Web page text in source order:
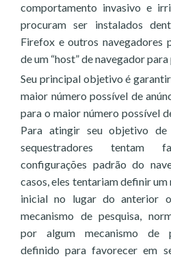
comportamento invasivo e
procuram ser instalados
Firefox e outros navegadores
de um “host” de navegador
Seu principal objetivo é
maior número possível de
para o maior número possível
Para atingir seu objetivo
sequestradores tentam
configurações padrão do
casos, eles tentariam definir
inicial no lugar do anterior
mecanismo de pesquisa,
por algum mecanismo de
definido para favorecer em